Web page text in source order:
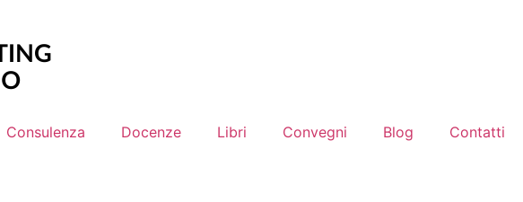
Consulenza Docenze Libri Convegni Blog Contatti